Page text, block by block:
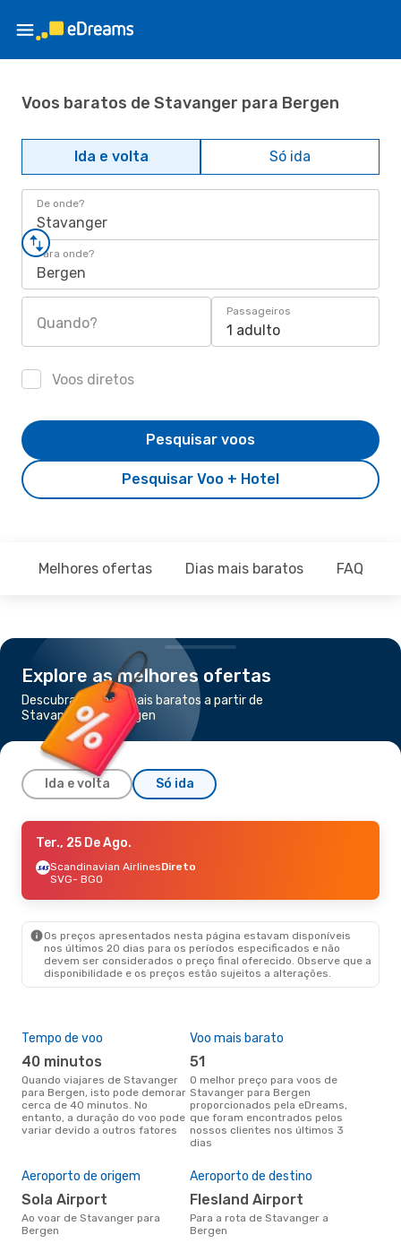
Voos baratos de Stavanger para Bergen
Ida e volta Só ida
De onde?
Stavanger
Para onde?
Bergen
Quando?
Passageiros
1 adulto
Voos diretos
Pesquisar Voo + Hotel
Pesquisar voos
Melhores ofertas Dias mais baratos FAQ
Explore as melhores ofertas
Descubra os voos mais baratos a partir de
Stavanger para Bergen
Ida e volta Só ida
Qua., 23 De Set.
WideroeDireto
SVG- BGO
BGO- SVG
Ter., 25 De Ago.
Scandinavian AirlinesDireto
SVG- BGO
Os preços apresentados nesta página estavam disponíveis
nos últimos 20 dias para os períodos especificados e não
devem ser considerados o preço final oferecido. Observe que a
disponibilidade e os preços estão sujeitos a alterações.
Tempo de voo
40 minutos
Quando viajares de Stavanger
para Bergen, isto pode demorar
cerca de 40 minutos. No
entanto, a duração do voo pode
variar devido a outros fatores
Voo mais barato
51
O melhor preço para voos de
Stavanger para Bergen
proporcionados pela eDreams,
que foram encontrados pelos
nossos clientes nos últimos 3
dias
Aeroporto de origem
Sola Airport
Ao voar de Stavanger para
Bergen
Aeroporto de destino
Flesland Airport
Para a rota de Stavanger a
Bergen